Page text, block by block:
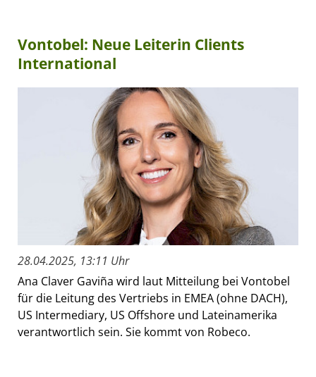
Vontobel: Neue Leiterin Clients
International
28.04.2025, 13:11 Uhr
Ana Claver Gaviña wird laut Mitteilung bei Vontobel
für die Leitung des Vertriebs in EMEA (ohne DACH),
US Intermediary, US Offshore und Lateinamerika
verantwortlich sein. Sie kommt von Robeco.